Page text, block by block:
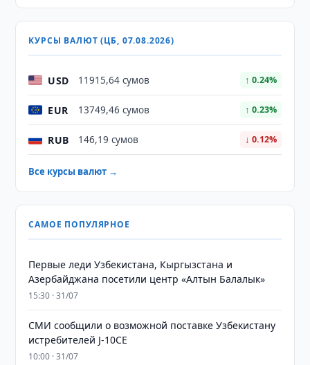
КУРСЫ ВАЛЮТ (ЦБ, 07.08.2026)
USD 11915,64 сумов ↑ 0.24%
EUR 13749,46 сумов ↑ 0.23%
RUB 146,19 сумов ↓ 0.12%
Все курсы валют →
САМОЕ ПОПУЛЯРНОЕ
Первые леди Узбекистана, Кыргызстана и
Азербайджана посетили центр «Алтын Балалык»
15:30 · 31/07
СМИ сообщили о возможной поставке Узбекистану
истребителей J-10CE
10:00 · 31/07